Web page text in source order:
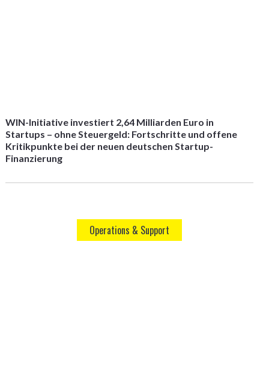
WIN-Initiative investiert 2,64 Milliarden Euro in
Startups – ohne Steuergeld: Fortschritte und offene
Kritikpunkte bei der neuen deutschen Startup-
Finanzierung
Operations & Support